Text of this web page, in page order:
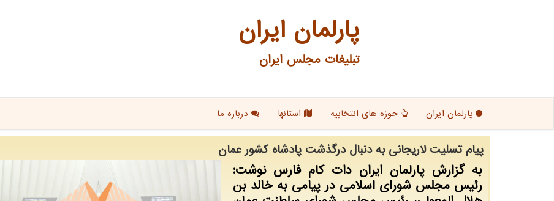
پارلمان ایران
تبلیغات مجلس ایران
پارلمان ایران حوزه های انتخابیه استانها درباره ما
پیام تسلیت لاریجانی به دنبال درگذشت پادشاه كشور عمان
به گزارش پارلمان ایران دات كام فارس نوشت:
رئیس مجلس شورای اسلامی در پیامی به خالد بن